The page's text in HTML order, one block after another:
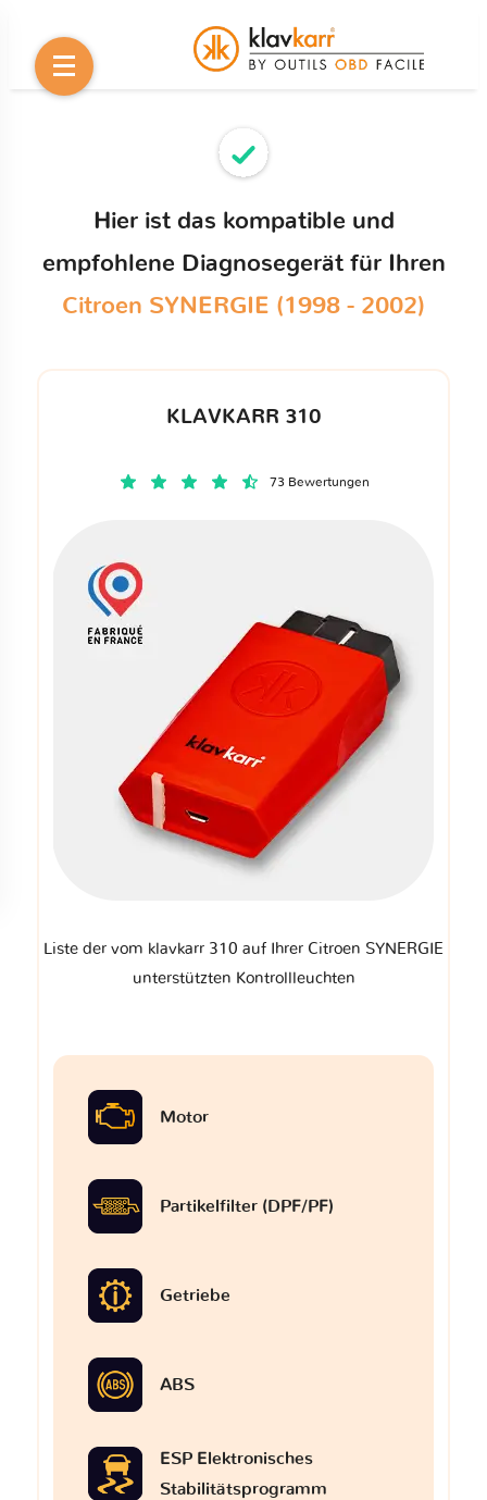
Hier ist das kompatible und
empfohlene Diagnosegerät für Ihren
Citroen SYNERGIE (1998 - 2002)
KLAVKARR 310
73 Bewertungen
Liste der vom klavkarr 310 auf Ihrer Citroen SYNERGIE
unterstützten Kontrollleuchten
Motor
Partikelfilter (DPF/PF)
Getriebe
ABS
ESP Elektronisches
Stabilitätsprogramm